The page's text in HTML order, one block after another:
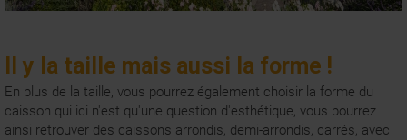
Il y la taille mais aussi la forme !
En plus de la taille, vous pourrez également choisir la forme du
caisson qui ici n'est qu'une question d'esthétique, vous pourrez
ainsi retrouver des caissons arrondis, demi-arrondis, carrés, avec